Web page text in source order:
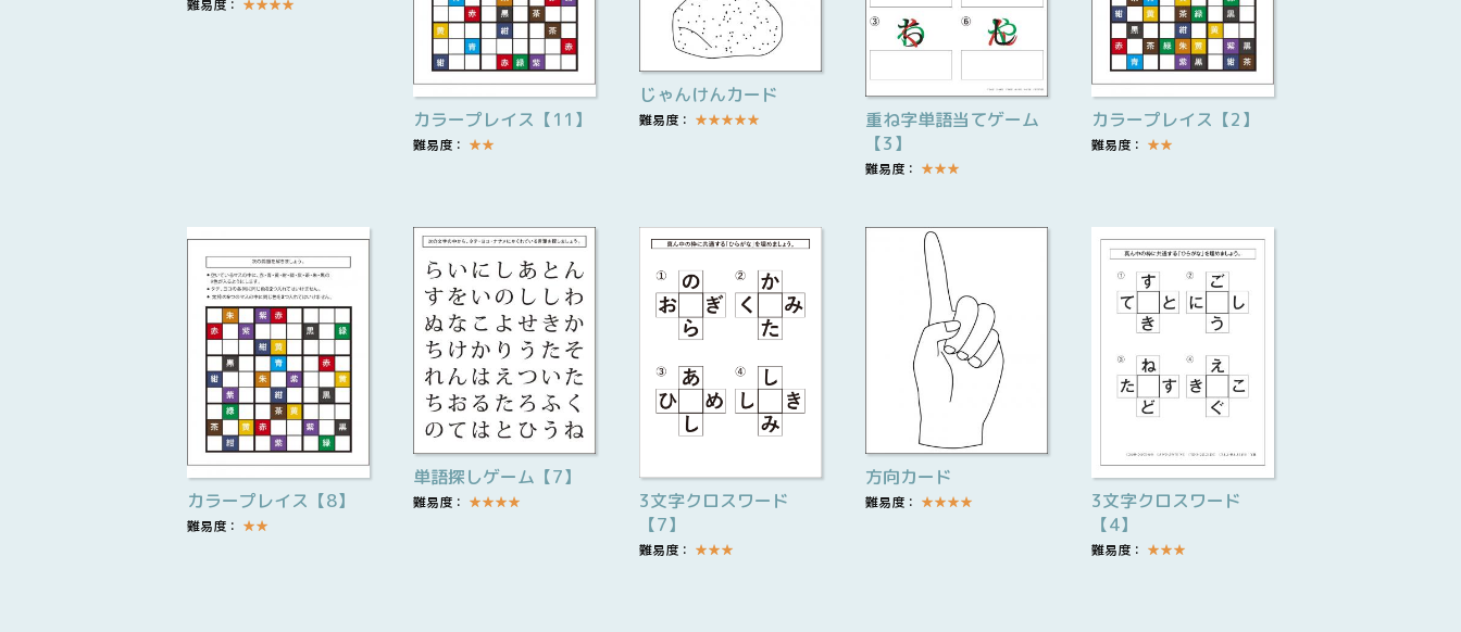
難易度： ★★★★
カラープレイス【11】
難易度： ★★
じゃんけんカード
難易度： ★★★★★
重ね字単語当てゲーム
【3】
難易度： ★★★
カラープレイス【2】
難易度： ★★
カラープレイス【8】
難易度： ★★
単語探しゲーム【7】
難易度： ★★★★
3文字クロスワード
【7】
難易度： ★★★
方向カード
難易度： ★★★★
3文字クロスワード
【4】
難易度： ★★★